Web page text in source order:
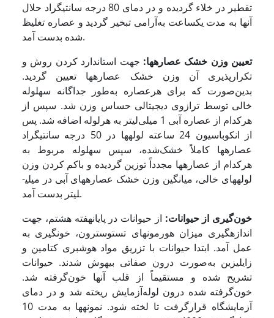
تقطیر در خلاء گردیده و در دمای 80 درجه سانتیگراد حلال
آنها به مدت یک­ساعت به‌آرامی تبخیر گردید و عصاره تغلیظ
شده بدست آمد.
تعیین وزن خشک عصاره­ها: جهت استاندارد کردن روش و
تکرارپذیری آن وزن خشک عصاره­ها تعیین گردید.
بدین‌صورت که برای هرعصاره به‌طور جداگانه سه­لوله
خالی توسط ترازوی دیجیتالی حساس وزن شد. سپس از
هرکدام از عصاره آبی 1 میلی‌لیتر به هرلوله اضافه شد. پس
از انکوباسیون 24 ساعته لوله­ها در 50 درجه سانتی­گراد
عصاره­ها کاملاً خشک‌شده، سپس سه­لوله مربوط به
هرکدام از عصاره­ها مجدداً توزین گردیده و باکم کردن وزن
لوله­های خالی، میانگین وزن خشک عصاره­های آبی در میلی­
لیتر بدست آمد.
خون‌گیری از حیوانات: از حیوانات در پایان­هفته هشتم، جهت
اندازه­گیری میزان هورمون­های تستوسترون، خون­گیری به
عمل آمد. ابتدا حیوانات با تزریق مواد هوشبری کتامین و
زایلیزین به‌صورت درون صفاتی بی­هوش شدند. حیوانات
تشریح شده و مستقیماً از قلب آنها خون‌گرفته شد.
خون‌گرفته شده درون لوله‌آزمایش ریخته شد و در دمای
آزمایشگاه قرارگرفت تا لخته شود. نمونه­ها به مدت 10